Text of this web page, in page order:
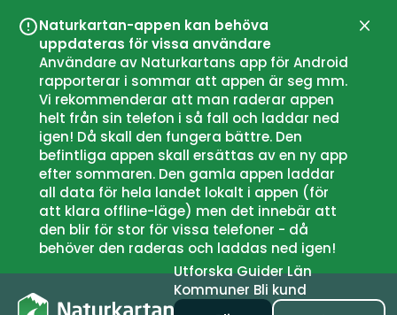
Naturkartan-appen kan behöva
uppdateras för vissa användare
Användare av Naturkartans app för Android
rapporterar i sommar att appen är seg mm.
Vi rekommenderar att man raderar appen
helt från sin telefon i så fall och laddar ned
igen! Då skall den fungera bättre. Den
befintliga appen skall ersättas av en ny app
efter sommaren. Den gamla appen laddar
all data för hela landet lokalt i appen (för
att klara offline-läge) men det innebär att
den blir för stor för vissa telefoner - då
behöver den raderas och laddas ned igen!
UtforskaGuiderLän
Kommuner Bli kund